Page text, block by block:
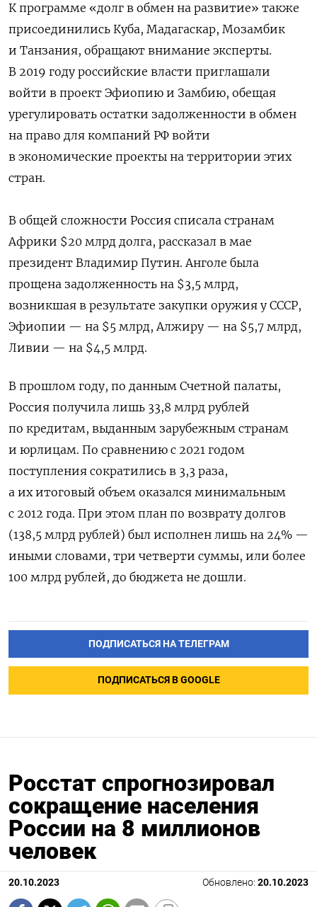
К программе «долг в обмен на развитие» также
присоединились Куба, Мадагаскар, Мозамбик
и Танзания, обращают внимание эксперты.
В 2019 году российские власти приглашали
войти в проект Эфиопию и Замбию, обещая
урегулировать остатки задолженности в обмен
на право для компаний РФ войти
в экономические проекты на территории этих
стран.
В общей сложности Россия списала странам
Африки $20 млрд долга, рассказал в мае
президент Владимир Путин. Анголе была
прощена задолженность на $3,5 млрд,
возникшая в результате закупки оружия у СССР,
Эфиопии — на $5 млрд, Алжиру — на $5,7 млрд,
Ливии — на $4,5 млрд.
В прошлом году, по данным Счетной палаты,
Россия получила лишь 33,8 млрд рублей
по кредитам, выданным зарубежным странам
и юрлицам. По сравнению с 2021 годом
поступления сократились в 3,3 раза,
а их итоговый объем оказался минимальным
с 2012 года. При этом план по возврату долгов
(138,5 млрд рублей) был исполнен лишь на 24% —
иными словами, три четверти суммы, или более
100 млрд рублей, до бюджета не дошли.
ПОДПИСАТЬСЯ НА ТЕЛЕГРАМ
ПОДПИСАТЬСЯ В GOOGLE
Росстат спрогнозировал
сокращение населения
России на 8 миллионов
человек
20.10.2023 Обновлено: 20.10.2023